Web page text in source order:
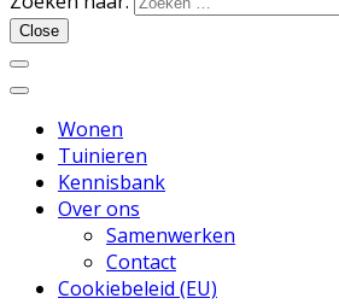
Huizen en Tuinen
Close
Wonen
Tuinieren
Kennisbank
Over ons
Samenwerken
Contact
Cookiebeleid (EU)